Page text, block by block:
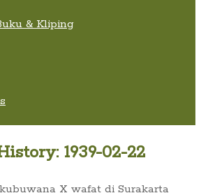
& Kliping
1939-02-22
X wafat di Surakarta